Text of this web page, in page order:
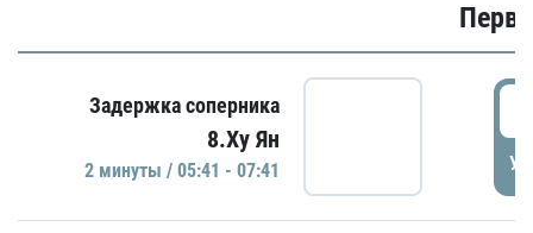
Задержка соперника
8.Ху Ян
2 минуты / 05:41 - 07:41